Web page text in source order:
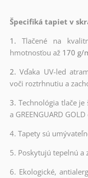
Špecifiká tapiet v
1.Tlačené na
hmotnosťou až170 g/
2.Vďaka UV-led
voči roztrhnutiu a
3. Technológia tlače
a GREENGUARD
4. Tapety sú
5. Poskytujú tepelnú a
6. Ekologické,